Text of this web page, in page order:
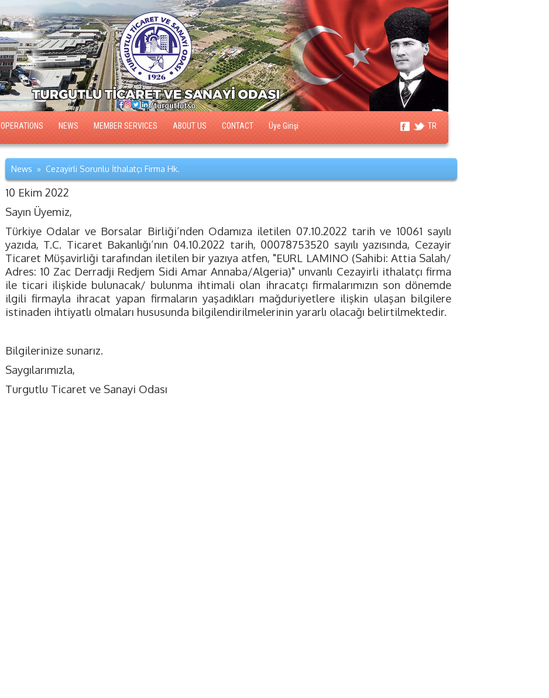
OPERATIONS NEWS MEMBER SERVICES ABOUT US CONTACT Üye Girişi TR
News » Cezayirli Sorunlu İthalatçı Firma Hk.
10 Ekim 2022
Sayın Üyemiz,
Türkiye Odalar ve Borsalar Birliği’nden Odamıza iletilen 07.10.2022 tarih ve 10061 sayılı
yazıda, T.C. Ticaret Bakanlığı’nın 04.10.2022 tarih, 00078753520 sayılı yazısında, Cezayir
Ticaret Müşavirliği tarafından iletilen bir yazıya atfen, "EURL LAMINO (Sahibi: Attia Salah/
Adres: 10 Zac Derradji Redjem Sidi Amar Annaba/Algeria)" unvanlı Cezayirli ithalatçı firma
ile ticari ilişkide bulunacak/ bulunma ihtimali olan ihracatçı firmalarımızın son dönemde
ilgili firmayla ihracat yapan firmaların yaşadıkları mağduriyetlere ilişkin ulaşan bilgilere
istinaden ihtiyatlı olmaları hususunda bilgilendirilmelerinin yararlı olacağı belirtilmektedir.
Bilgilerinize sunarız.
Saygılarımızla,
Turgutlu Ticaret ve Sanayi Odası